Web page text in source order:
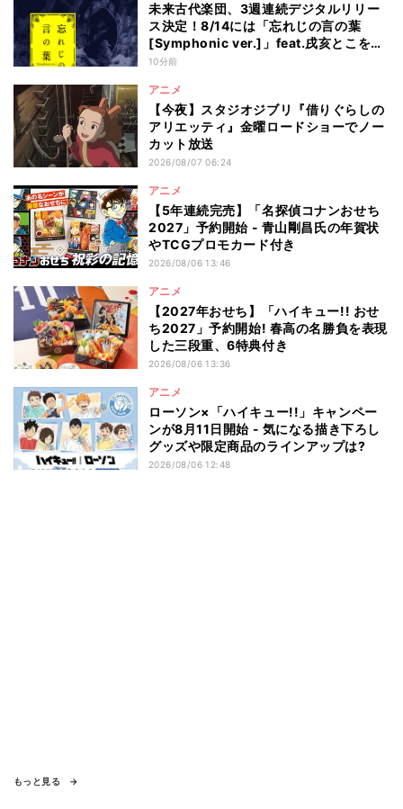
未来古代楽団、3週連続デジタルリリー
ス決定！8/14には「忘れじの言の葉
[Symphonic ver.]」feat.戌亥とこを配
信
10分前
アニメ
【今夜】スタジオジブリ『借りぐらしの
アリエッティ』金曜ロードショーでノー
カット放送
2026/08/07 06:24
アニメ
【5年連続完売】「名探偵コナンおせち
2027」予約開始 - 青山剛昌氏の年賀状
やTCGプロモカード付き
2026/08/06 13:46
アニメ
【2027年おせち】「ハイキュー!! おせ
ち2027」予約開始! 春高の名勝負を表現
した三段重、6特典付き
2026/08/06 13:36
アニメ
ローソン×「ハイキュー!!」キャンペー
ンが8月11日開始 - 気になる描き下ろし
グッズや限定商品のラインアップは?
2026/08/06 12:48
もっと見る